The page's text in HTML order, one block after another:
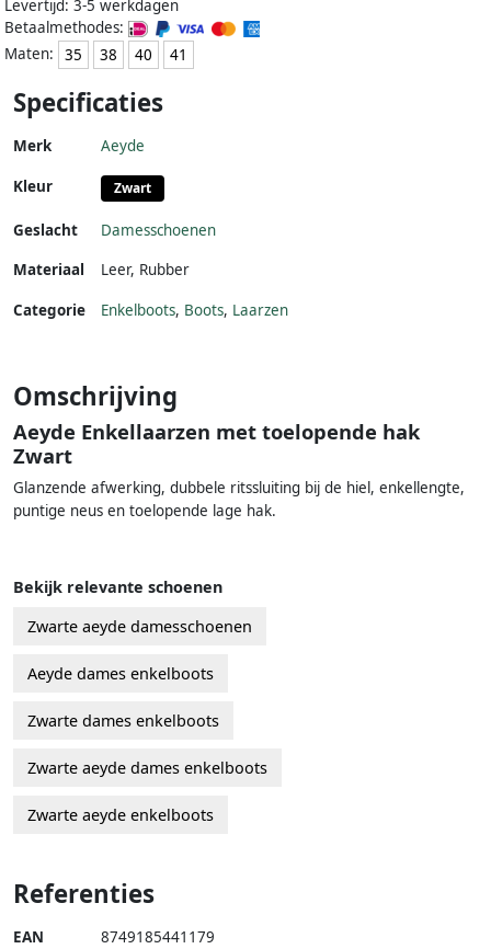
Levertijd: 3-5 werkdagen
Betaalmethodes:
Maten:
35 38 40 41
Specificaties
Merk Aeyde
Kleur Zwart
Geslacht
Damesschoenen
Materiaal
Leer, Rubber
Categorie Enkelboots, Boots, Laarzen
Omschrijving
Aeyde Enkellaarzen met toelopende hak
Zwart
Glanzende afwerking, dubbele ritssluiting bij de hiel, enkellengte,
puntige neus en toelopende lage hak.
Bekijk relevante schoenen
Zwarte aeyde damesschoenen
Aeyde dames enkelboots
Zwarte dames enkelboots
Zwarte aeyde dames enkelboots
Zwarte aeyde enkelboots
Referenties
EAN 8749185441179